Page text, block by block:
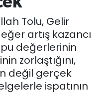
Tolu, Gelir
artış kazancı
değerlerinin
zorlaştığını,
değil gerçek
ispatının